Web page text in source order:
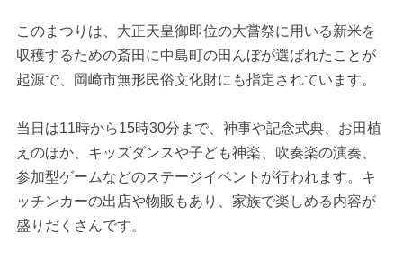
このまつりは、大正天皇御即位の大嘗祭に用いる新米を
収穫するための斎田に中島町の田んぼが選ばれたことが
起源で、岡崎市無形民俗文化財にも指定されています。
当日は11時から15時30分まで、神事や記念式典、お田植
えのほか、キッズダンスや子ども神楽、吹奏楽の演奏、
参加型ゲームなどのステージイベントが行われます。キ
ッチンカーの出店や物販もあり、家族で楽しめる内容が
盛りだくさんです。